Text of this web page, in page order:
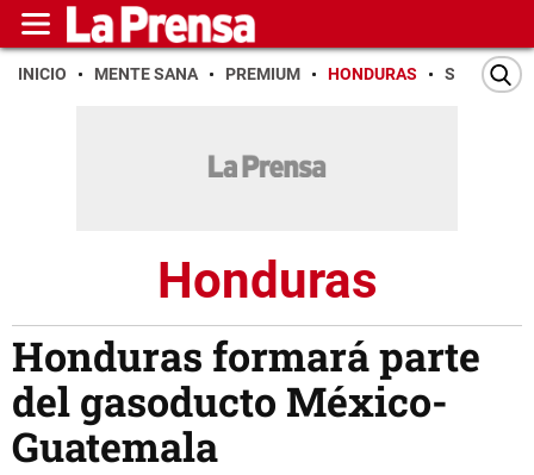
INICIO MENTE SANA PREMIUM HONDURAS SAN PEDRO
Honduras
Honduras formará parte
del gasoducto México-
Guatemala